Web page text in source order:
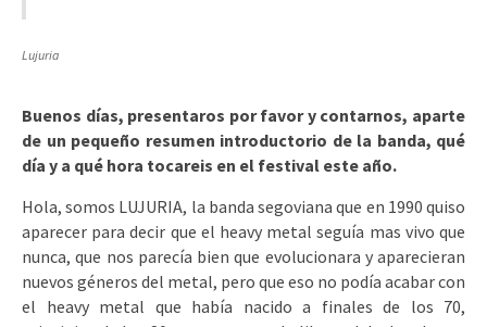
Lujuria
Buenos días, presentaros por favor y contarnos, aparte
de un pequeño resumen introductorio de la banda, qué
día y a qué hora tocareis en el festival este año.
Hola, somos LUJURIA, la banda segoviana que en 1990 quiso
aparecer para decir que el heavy metal seguía mas vivo que
nunca, que nos parecía bien que evolucionara y aparecieran
nuevos géneros del metal, pero que eso no podía acabar con
el heavy metal que había nacido a finales de los 70,